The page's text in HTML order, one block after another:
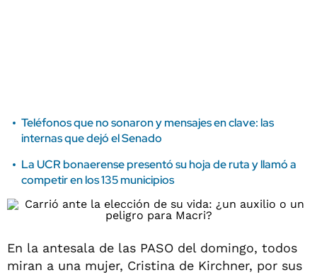
Teléfonos que no sonaron y mensajes en clave: las
internas que dejó el Senado
La UCR bonaerense presentó su hoja de ruta y llamó a
competir en los 135 municipios
En la antesala de las PASO del domingo, todos
miran a una mujer, Cristina de Kirchner, por sus